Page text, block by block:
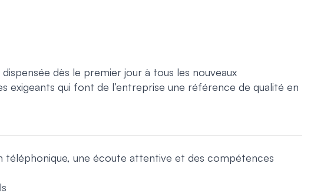
dès le premier jour à tous les nouveaux
exigeants qui font de l’entreprise une référence de qualité en
une écoute attentive et des compétences